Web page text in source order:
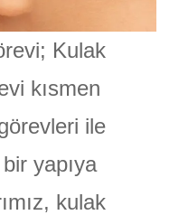
Kulak
kısmen
ile
yapıya
kulak